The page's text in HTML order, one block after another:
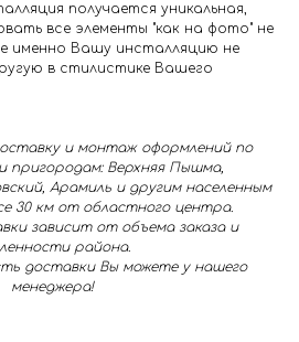
получается уникальная,
все элементы "как на фото" не
именно Вашу инсталляцию не
в стилистике Вашего
и монтаж оформлений по
пригородам: Верхняя Пышма,
Арамиль и другим населенным
30 км от областного центра.
зависит от объема заказа и
района.
доставки Вы можете у нашего
менеджера!